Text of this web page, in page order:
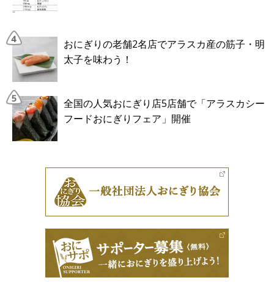
おにぎりの老舗2名店でアラスカ産の筋子・明
太子を味わう！
全国の人気おにぎり店5店舗で「アラスカシー
フードおにぎりフェア」開催